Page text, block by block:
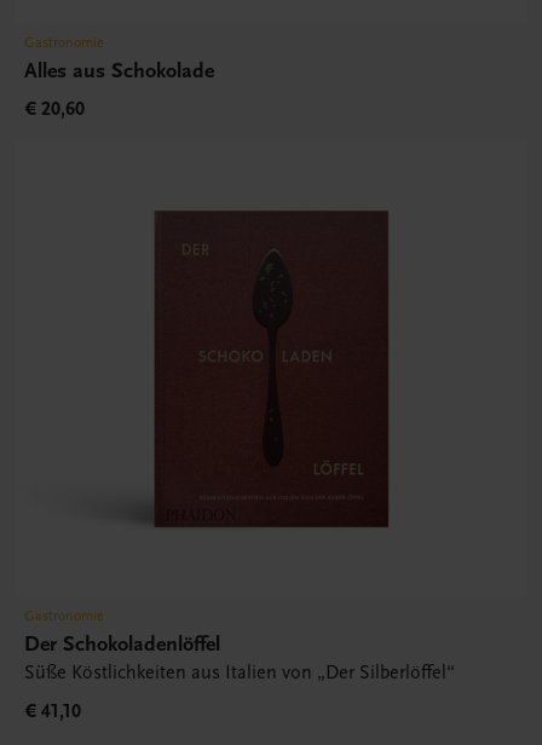
Gastronomie
Alles aus Schokolade
€ 20,60
Gastronomie
Der Schokoladenlöffel
Süße Köstlichkeiten aus Italien von „Der Silberlöffel“
€ 41,10